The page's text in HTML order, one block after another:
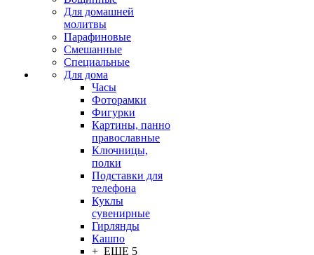
Для домашней
молитвы
Парафиновые
Смешанные
Специальные
Для дома
Часы
Фоторамки
Фигурки
Картины, панно
православные
Ключницы,
полки
Подставки для
телефона
Куклы
сувенирные
Гирлянды
Кашпо
+ ЕЩЕ 5